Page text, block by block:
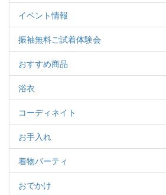
イベント情報
振袖無料ご試着体験会
おすすめ商品
浴衣
コーディネイト
お手入れ
着物パーティ
おでかけ